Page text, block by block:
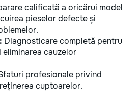
calificată a oricărui model
pieselor defecte și
Diagnosticare completă pentru
cauzelor
profesionale privind
cuptoarelor.